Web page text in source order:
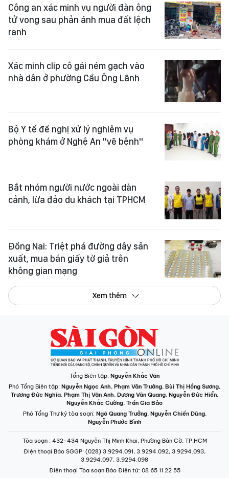
Xác minh clip cô gái ném gạch vào
nhà dân ở phường Cầu Ông Lãnh
Bộ Y tế đề nghị xử lý nghiêm vụ
Bắt nhóm người nước ngoài dàn
cảnh, lừa đảo du khách tại TPHCM
Đồng Nai: Triệt phá đường dây sản
xuất, mua bán giấy tờ giả trên
Xem thêm
Tổng Biên tập:
Nguyễn Khắc Văn
Phó Tổng Biên tập:Nguyễn Ngọc Anh Phạm Văn Trường
Trương Đức Nghĩa
Phạm Thị Vân Anh Dương Văn Quang
Nguyễn Khắc Cường,Trần Gia Bảo
Phó Tổng Thư ký tòa soạn:Ngô Quang Trưởng,Nguyễn Chiến Dũng
Tòa soạn : 432-434 Nguyễn Thị Minh Khai, Phường Bàn Cờ, TP.HCM
Điện thoại Báo SGGP: (028) 3.9294.091, 3.9294.092, 3.9294.093,
3.9294.097, 3.9294.098
Điện thoại Tòa soạn Báo Điện tử: 08 65 11 22 55
Giấy phép hoạt động Báo in và Báo Điện tử số 305/GP-BTTTT do Bộ Thông
tin và Truyền thông cấp ngày 28-8-2023.
© Bản quyền Báo SÀI GÒN GIẢI PHÓNG.